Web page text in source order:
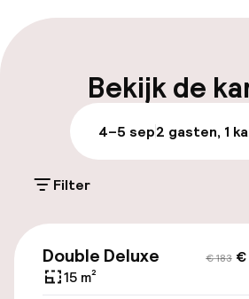
Openbaar parkeren
Toegankelijkheid
Overal
Zwemmen & wellness
Ligstoelen
Bekijk de
4–5 sep2 gasten, 1
Filter
€ 183 €
Double Deluxe
15 m²